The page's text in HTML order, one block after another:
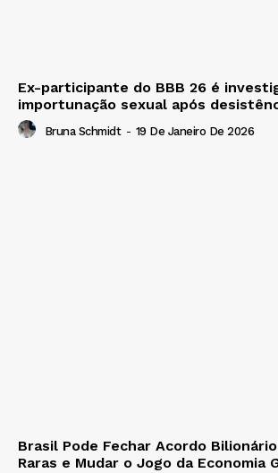
Ex-participante do BBB 26 é
importunação sexual após
Bruna Schmidt - 19 De Janeiro De 2026
Brasil Pode Fechar Acordo
Raras e Mudar o Jogo da Economia